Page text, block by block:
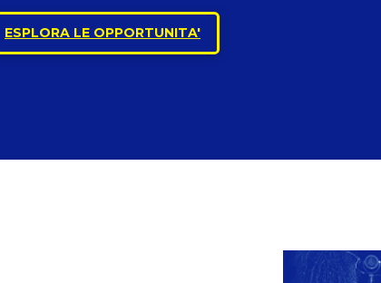
ESPLORA LE OPPORTUNITA'